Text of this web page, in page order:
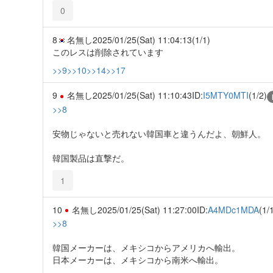
0
8 名無し2025/01/25(Sat) 11:04:13(1/1)
このレスは削除されています
>>9>>10>>14>>17
9 名無し2025/01/25(Sat) 11:10:43ID:I5MTY0MTI(1/2)
>>8
安物じゃないと売れない韓国車と違うんだよ、朝鮮人。
韓国製品は直撃だ。
1
10 名無し2025/01/25(Sat) 11:27:00ID:A4MDc1MDA(1/
>>8
韓国メーカーは、メキシコからアメリカへ輸出。
日本メーカーは、メキシコから南米へ輸出。